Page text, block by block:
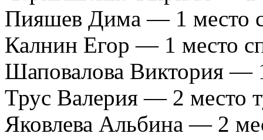
Пияшев Дима — 1 место
Калнин Егор — 1 место
Шаповалова Виктория —
Трус Валерия — 2 место
Яковлева Альбина — 2